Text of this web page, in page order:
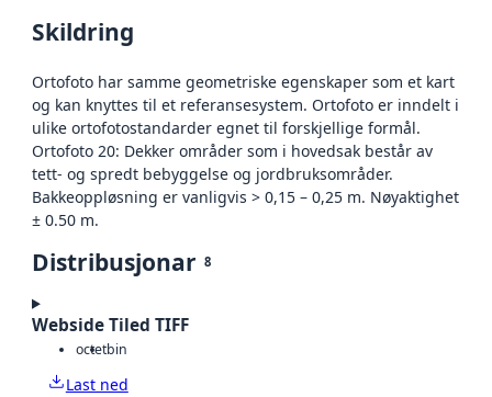
Skildring
Ortofoto har samme geometriske egenskaper som et kart
og kan knyttes til et referansesystem. Ortofoto er inndelt i
ulike ortofotostandarder egnet til forskjellige formål.
Ortofoto 20: Dekker områder som i hovedsak består av
tett- og spredt bebyggelse og jordbruksområder.
Bakkeoppløsning er vanligvis > 0,15 – 0,25 m. Nøyaktighet
± 0.50 m.
Distribusjonar 8
Webside Tiled TIFF
octetbin
Last ned